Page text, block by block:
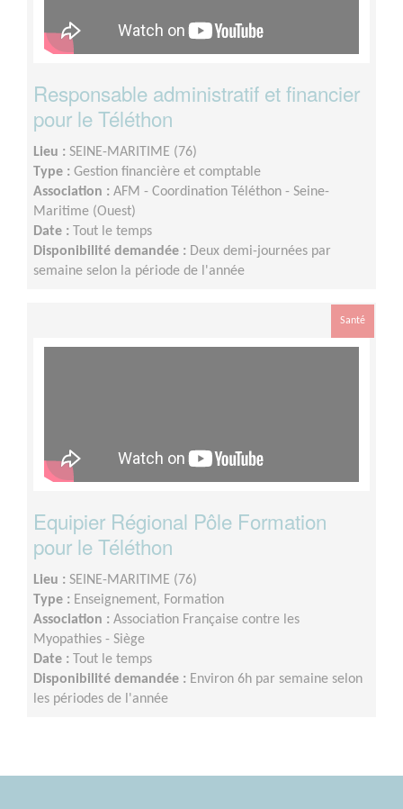
Responsable administratif et financier
pour le Téléthon
Lieu : SEINE-MARITIME (76)
Type : Gestion financière et comptable
Association : AFM - Coordination Téléthon - Seine-
Maritime (Ouest)
Date :
Tout le temps
Disponibilité demandée : Deux demi-journées par
semaine selon la période de l'année
Santé
Equipier Régional Pôle Formation
pour le Téléthon
Lieu : SEINE-MARITIME (76)
Type : Enseignement, Formation
Association : Association Française contre les
Myopathies - Siège
Date :
Tout le temps
Disponibilité demandée : Environ 6h par semaine selon
les périodes de l'année